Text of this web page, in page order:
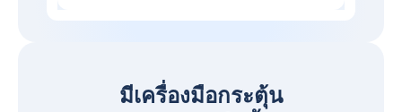
มีเครื่องมือกระตุ้น